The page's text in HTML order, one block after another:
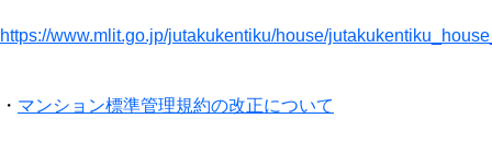
https://www.mlit.go.jp/jutakukentiku/house/
・ マンション標準管理規約の改正について